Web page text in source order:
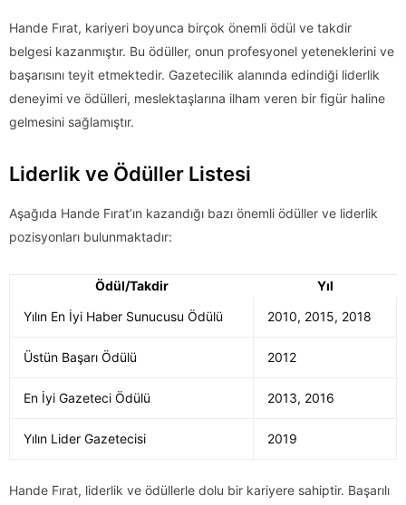
Hande Fırat, kariyeri boyunca birçok önemli ödül ve takdir
belgesi kazanmıştır. Bu ödüller, onun profesyonel yeteneklerini ve
başarısını teyit etmektedir. Gazetecilik alanında edindiği liderlik
deneyimi ve ödülleri, meslektaşlarına ilham veren bir figür haline
gelmesini sağlamıştır.
Liderlik ve Ödüller Listesi
Aşağıda Hande Fırat’ın kazandığı bazı önemli ödüller ve liderlik
pozisyonları bulunmaktadır:
Ödül/Takdir
Yıl
Yılın En İyi Haber Sunucusu Ödülü
2010, 2015, 2018
Üstün Başarı Ödülü 2012
En İyi Gazeteci Ödülü 2013, 2016
Yılın Lider Gazetecisi 2019
Hande Fırat, liderlik ve ödüllerle dolu bir kariyere sahiptir. Başarılı